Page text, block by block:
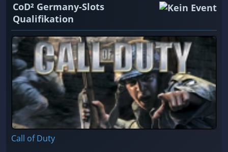
CoD² Germany-Slots
Qualifikation
Call of Duty